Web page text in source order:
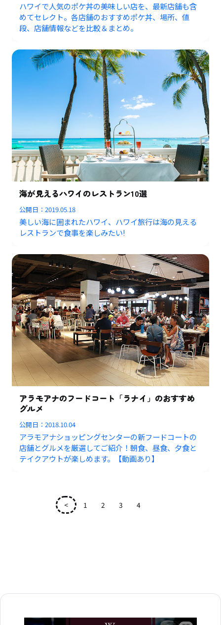
ハワイで人気のポケ丼の美味しい店を、最新店舗も含
めてセレクト。各店舗のおすすめポケ丼、場所、値
段、店舗情報などを比較＆まとめ。
海が見えるハワイのレストラン10選
公開日：2019.05.18
美しい海に囲まれたハワイ、ハワイ旅行は海の見える
レストランで食事を楽しみたい!
アラモアナのフードコート「ラナイ」のおすすめ
グルメ
公開日：2018.10.04
アラモアナショッピングセンターの新フードコートの
店舗とグルメを厳選してご紹介！朝食、昼食、夕食と
テイクアウトが楽しめます。【動画あり】
< 1 2 3 4